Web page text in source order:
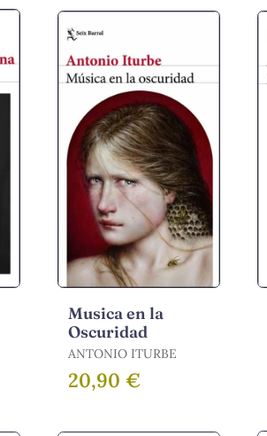
Musica en la
Oscuridad
ANTONIO ITURBE
20,90 €